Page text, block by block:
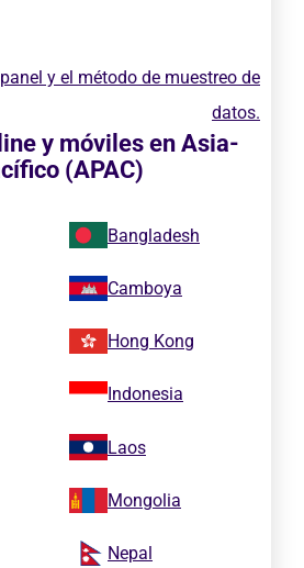
panel y el método de muestreo de
datos.
y móviles en Asia-
(APAC)
Bangladesh
Camboya
Hong Kong
Indonesia
Laos
Mongolia
Nepal